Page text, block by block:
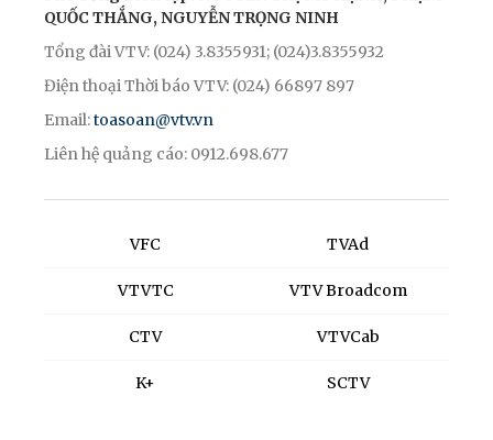
QUỐC THẮNG, NGUYỄN TRỌNG NINH
Tổng đài VTV: (024) 3.8355931; (024)3.8355932
Điện thoại Thời báo VTV: (024) 66897 897
Email:toasoan@vtv.vn
Liên hệ quảng cáo: 0912.698.677
VFC
VTVTC
CTV
K+
TVAd
VTV Broadcom
VTVCab
SCTV